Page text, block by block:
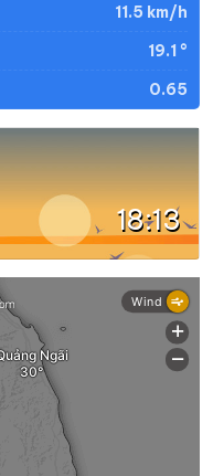
11.5 km/h
19.1 °
0.65
18:13